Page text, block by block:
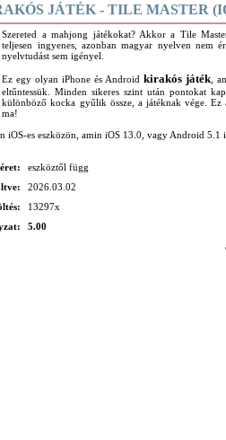
JÁTÉK - TILE MASTER
Szereted a mahjong játékokat? Akkor a Tile
teljesen ingyenes, azonban magyar nyelven nem
nyelvtudást sem igényel.
Ez egy olyan iPhone és Android kirakós játék,
eltűntessük. Minden sikeres szint után pontokat
különböző kocka gyűlik össze, a játéknak vége. Ez
ma!
iOS-es eszközön, amin iOS 13.0, vagy Android 5.1
eszköztől függ
2026.03.02
13297x
5.00